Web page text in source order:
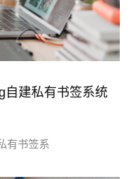
自建私有书签系统
有书签系